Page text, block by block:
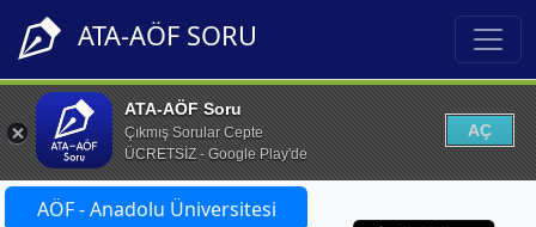
ATA-AÖF SORU
ATA-AÖF Soru
Çıkmış Sorular Cepte
ÜCRETSİZ - Google Play'de
AÇ
AÖF - Anadolu Üniversitesi